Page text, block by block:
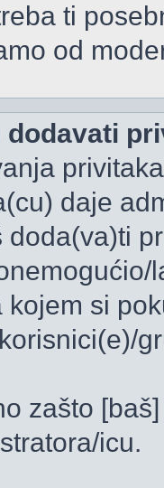
ti
od
dodavati
daje
doda(va)ti
kojem si
zašto
icu.